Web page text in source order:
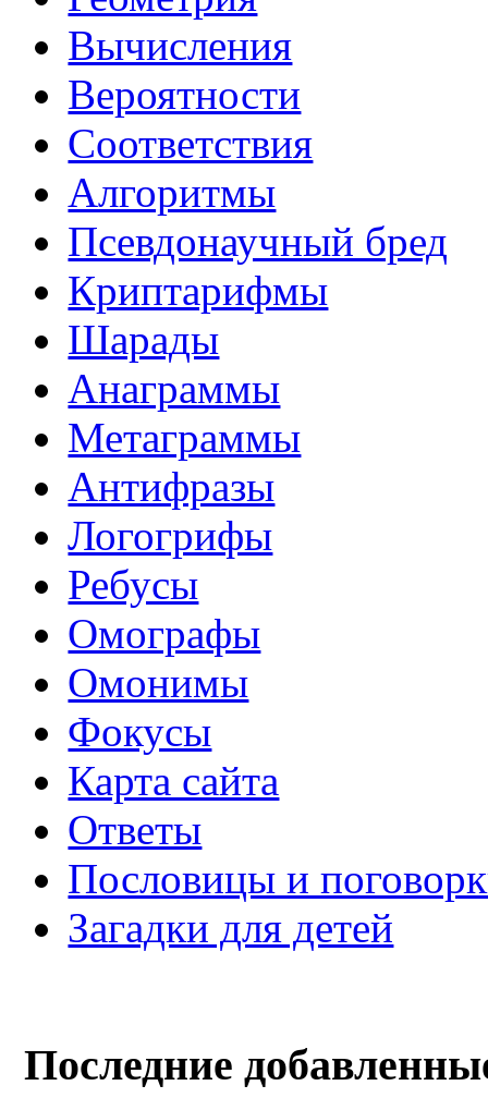
Вычисления
Вероятности
Соответствия
Алгоритмы
Псевдонаучный бред
Криптарифмы
Шарады
Анаграммы
Метаграммы
Антифразы
Логогрифы
Ребусы
Омографы
Омонимы
Фокусы
Карта сайта
Ответы
Пословицы и
Загадки для детей
Последние